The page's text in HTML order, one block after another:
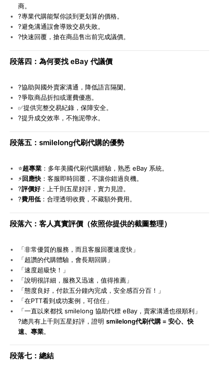
商。
?專業代購能幫你談到更划算的價格。
?避免溝通誤會導致交易失敗。
?快速回覆，搶在商品售出前完成議價。
段落四：為何要找 eBay 代議價
?協助與國外賣家溝通，降低語言隔閡。
?爭取商品折扣或運費優惠。
✅提供完整交易紀錄，保障安全。
?提升成交效率，不拖泥帶水。
段落五：smilelong代刷代購的優勢
⭐超專業：多年美國代刷代購經驗，熟悉 eBay 系統。
⚡回應快：客服即時回覆，不讓你錯過良機。
?評價好：上千則五星好評，實力見證。
?費用低：合理透明收費，不藏額外費用。
段落六：客人真實評價（依照你提供的截圖整理）
「非常優質的服務，而且客服回覆速度快」
「超讚的代購體驗，會長期回購」
「速度超級快！」
「說明很詳細，服務又迅速，值得推薦」
「態度良好，付款五分鐘內完成，安全感百分百！」
「在PTT看到成功案例，可信任」
「一直以來都找 smilelong 協助代標 eBay，賣家溝通也很順利」
?總共有上千則五星好評，證明 smilelong代刷代購 = 安心、快
速、專業。
段落七：總結